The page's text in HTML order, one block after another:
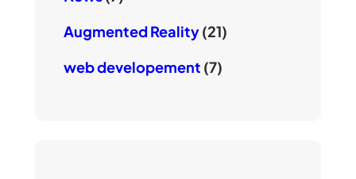
Augmented Reality(21)
web developement (7)